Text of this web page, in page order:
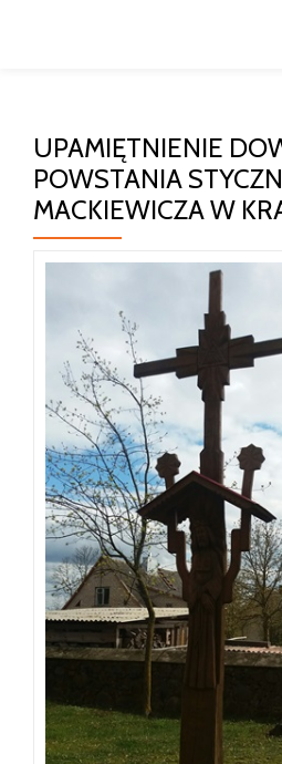
UPAMIĘTNIENIE
POWSTANIA
MACKIEWICZA W